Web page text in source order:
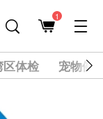
1
区体检 宠物健